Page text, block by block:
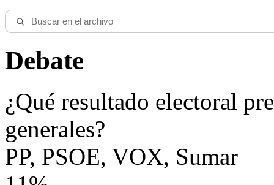
Debate
¿Qué resultado electoral
generales?
PP, PSOE, VOX, Sumar